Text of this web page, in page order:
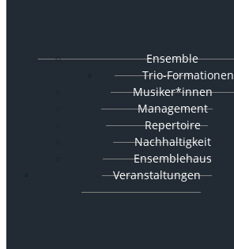
Ensemble
Trio-Formationen
Musiker*innen
Management
Repertoire
Nachhaltigkeit
Ensemblehaus
Veranstaltungen